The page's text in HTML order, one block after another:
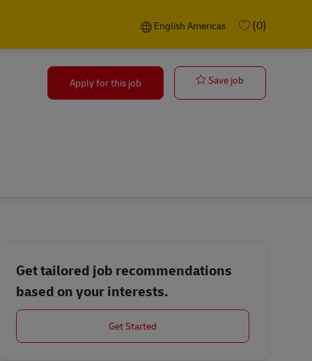
Language selected
English Americas
English Americas (0)
Apply for this job Save job
Get tailored job recommendations
based on your interests.
Get Started